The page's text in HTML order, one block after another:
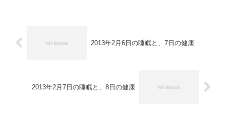
2013年2月6日の睡眠と、7日の健康
2013年2月7日の睡眠と、8日の健康